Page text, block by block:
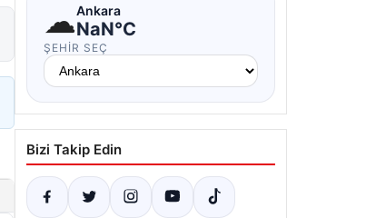
☁Ankara
NaN°C
ŞEHIR SEÇ
Bizi Takip Edin